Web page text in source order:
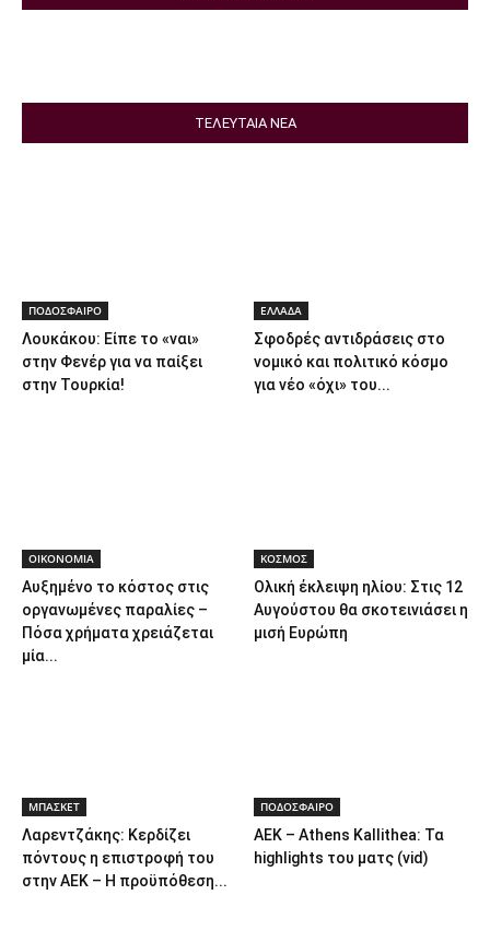
ΤΕΛΕΥΤΑΙΑ ΝΕΑ
ΠΟΔΟΣΦΑΙΡΟ
Λουκάκου: Είπε το «ναι»
στην Φενέρ για να παίξει
στην Τουρκία!
ΕΛΛΑΔΑ
Σφοδρές αντιδράσεις στο
νομικό και πολιτικό κόσμο
για νέο «όχι» του...
ΟΙΚΟΝΟΜΙΑ
Αυξημένο το κόστος στις
οργανωμένες παραλίες –
Πόσα χρήματα χρειάζεται
μία...
ΚΟΣΜΟΣ
Ολική έκλειψη ηλίου: Στις 12
Αυγούστου θα σκοτεινιάσει η
μισή Ευρώπη
ΜΠΑΣΚΕΤ
Λαρεντζάκης: Κερδίζει
πόντους η επιστροφή του
στην ΑΕΚ – Η προϋπόθεση...
ΠΟΔΟΣΦΑΙΡΟ
ΑΕΚ – Athens Kallithea: Τα
highlights του ματς (vid)